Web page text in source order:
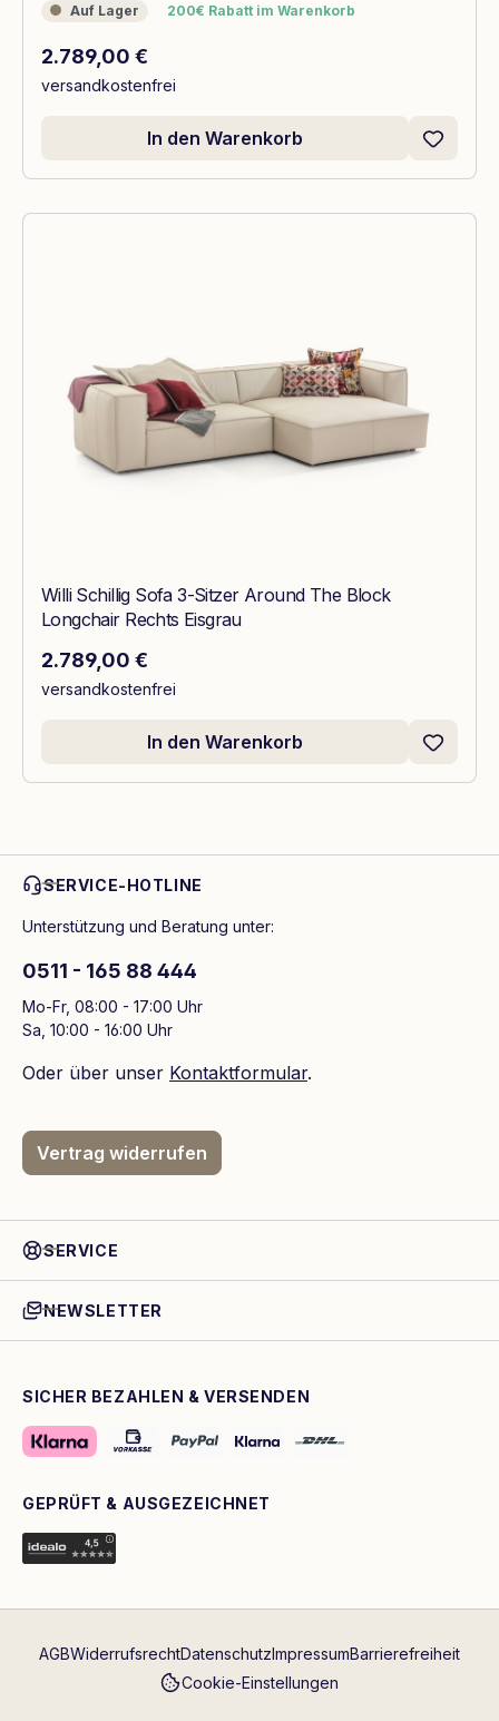
Auf Lager
Auf Lager 200€ Rabatt im Warenkorb
200€ Rabatt im Warenkorb
Regulärer Preis:
2.789,00 €
versandkostenfrei
In den Warenkorb
Willi Schillig Sofa 3-Sitzer Around The Block
Longchair Rechts Eisgrau
Regulärer Preis:
2.789,00 €
versandkostenfrei
In den Warenkorb
SERVICE-HOTLINE
Unterstützung und Beratung unter:
0511 - 165 88 444
Mo-Fr, 08:00 - 17:00 Uhr
Sa, 10:00 - 16:00 Uhr
Oder über unser Kontaktformular.
Vertrag widerrufen
SERVICE
NEWSLETTER
SICHER BEZAHLEN & VERSENDEN
GEPRÜFT & AUSGEZEICHNET
AGBWiderrufsrechtDatenschutzImpressumBarrierefreiheit
Cookie-Einstellungen